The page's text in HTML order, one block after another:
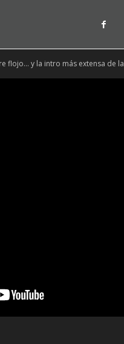
flojo… y la intro más extensa de